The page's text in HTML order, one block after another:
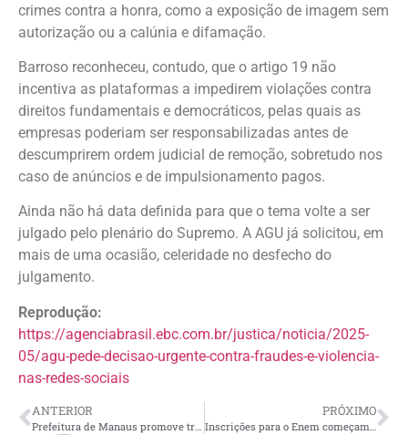
crimes contra a honra, como a exposição de imagem sem
autorização ou a calúnia e difamação.
Barroso reconheceu, contudo, que o artigo 19 não
incentiva as plataformas a impedirem violações contra
direitos fundamentais e democráticos, pelas quais as
empresas poderiam ser responsabilizadas antes de
descumprirem ordem judicial de remoção, sobretudo nos
caso de anúncios e de impulsionamento pagos.
Ainda não há data definida para que o tema volte a ser
julgado pelo plenário do Supremo. A AGU já solicitou, em
mais de uma ocasião, celeridade no desfecho do
julgamento.
Reprodução:
https://agenciabrasil.ebc.com.br/justica/noticia/2025-
05/agu-pede-decisao-urgente-contra-fraudes-e-violencia-
nas-redes-sociais
ANTERIOR
Prefeitura de Manaus promove treinamento para integração tecnológica do Disque-Denúncia ao sistema Hexagon
PRÓXIMO
Inscrições para o Enem começam nesta segunda-feira